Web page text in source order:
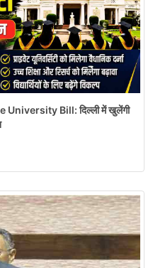
University Bill: दिल्ली में खुलेंगी